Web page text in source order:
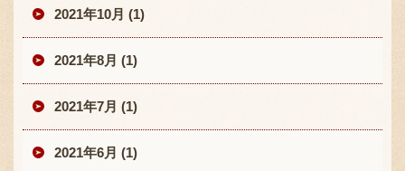
2021年10月 (1)
2021年8月 (1)
2021年7月 (1)
2021年6月 (1)